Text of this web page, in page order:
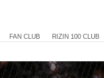
FAN CLUB RIZIN 100 CLUB